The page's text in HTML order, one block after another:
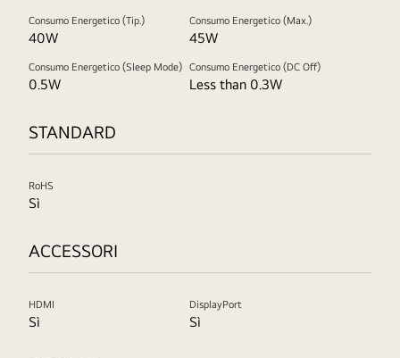
Consumo Energetico (Tip.)
40W
Consumo Energetico (Max.)
45W
Consumo Energetico (Sleep Mode)
0.5W
Consumo Energetico (DC Off)
Less than 0.3W
STANDARD
RoHS
Sì
ACCESSORI
HDMI
Sì
DisplayPort
Sì